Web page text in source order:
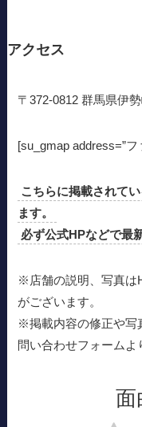
アクセス
〒372-0812 群馬県伊
[su_gmap address=”
こちらに掲載されて
ます。
必ず公式HPなどで最
※店舗の説明、写真は
がございます。
※掲載内容の修正や写
問い合わせフォームよ
面